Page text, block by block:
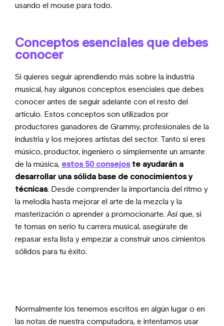
usando el mouse para todo.
Conceptos esenciales que debes
conocer
Si quieres seguir aprendiendo más sobre la industria
musical, hay algunos conceptos esenciales que debes
conocer antes de seguir adelante con el resto del
artículo. Estos conceptos son utilizados por
productores ganadores de Grammy, profesionales de la
industria y los mejores artistas del sector. Tanto si eres
músico, productor, ingeniero o simplemente un amante
de la música, estos 50 consejoste ayudarán a
desarrollar una sólida base de conocimientos y
técnicas. Desde comprender la importancia del ritmo y
la melodía hasta mejorar el arte de la mezcla y la
masterización o aprender a promocionarte. Así que, si
te tomas en serio tu carrera musical, asegúrate de
repasar esta lista y empezar a construir unos cimientos
sólidos para tu éxito.
Normalmente los tenemos escritos en algún lugar o en
las notas de nuestra computadora, e intentamos usar